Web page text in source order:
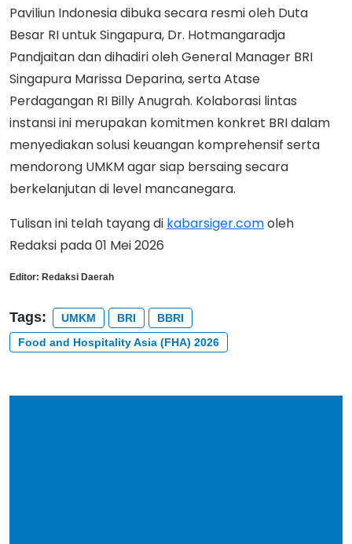
Paviliun Indonesia dibuka secara resmi oleh Duta
Besar RI untuk Singapura, Dr. Hotmangaradja
Pandjaitan dan dihadiri oleh General Manager BRI
Singapura Marissa Deparina, serta Atase
Perdagangan RI Billy Anugrah. Kolaborasi lintas
instansi ini merupakan komitmen konkret BRI dalam
menyediakan solusi keuangan komprehensif serta
mendorong UMKM agar siap bersaing secara
berkelanjutan di level mancanegara.
Tulisan ini telah tayang di kabarsiger.comoleh
Redaksi pada 01 Mei 2026
Editor: Redaksi Daerah
Tags: UMKM BRI
BBRI
Food and Hospitality Asia (FHA) 2026